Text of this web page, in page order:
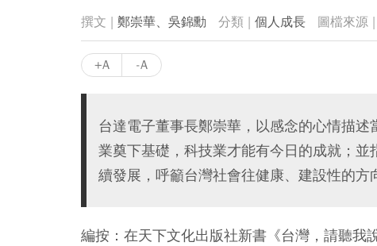
鄭崇華、吳錦勳 個人成長
+A -A
台達電子董事長鄭崇華，以感念的心情描
業奠下基礎，科技業才能有今日的成就；
續發展，呼籲台灣社會往健康、建設性的方
編按：在天下文化出版社新書《台灣，請聽我